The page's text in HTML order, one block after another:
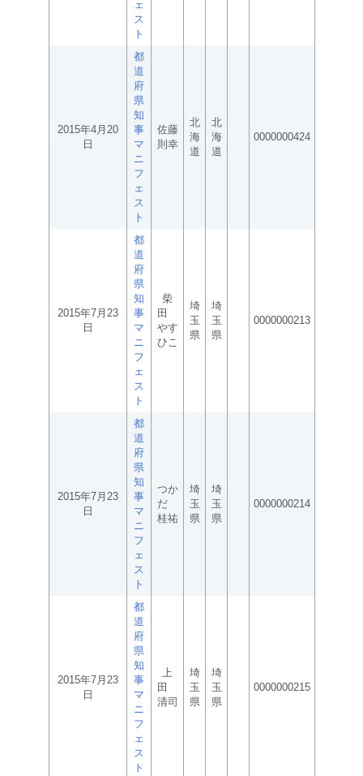
ェ
ス
ト
2015年4月20
日
都
道
府
県
知
事
マ
ニ
フ
ェ
ス
ト
佐藤
則幸
北
海
道
北
海
道
0000000424
2015年7月23
日
都
道
府
県
知
事
マ
ニ
フ
ェ
ス
ト
柴
田
やす
ひこ
埼
玉
県
埼
玉
県
0000000213
2015年7月23
日
都
道
府
県
知
事
マ
ニ
フ
ェ
ス
ト
つか
だ
桂祐
埼
玉
県
埼
玉
県
0000000214
2015年7月23
日
都
道
府
県
知
事
マ
ニ
フ
ェ
ス
ト
上
田
清司
埼
玉
県
埼
玉
県
0000000215